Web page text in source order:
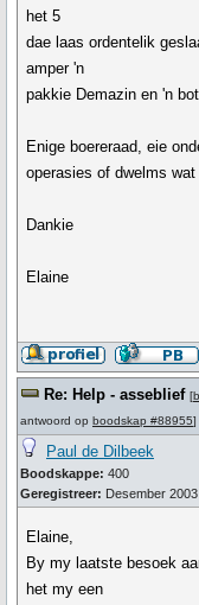
het 5
dae laas ordentelik
amper 'n
pakkie Demazin en 'n
Enige boereraad, eie
operasies of dwelms
Dankie
Elaine
Re: Help - asseblief [
antwoord op boodskap #88955]
Paul de Dilbeek
Boodskappe: 400
Geregistreer: Desember 2003
Elaine,
By my laatste besoek
het my een